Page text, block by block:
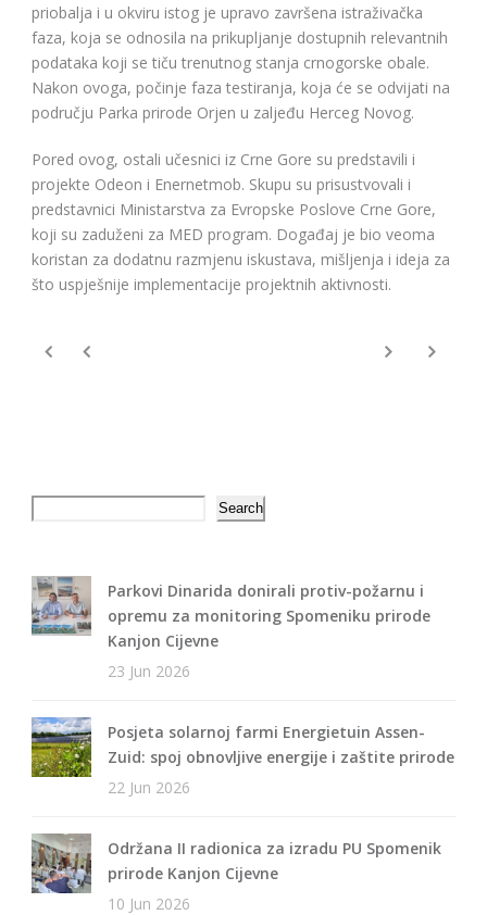
priobalja i u okviru istog je upravo završena istraživačka
faza, koja se odnosila na prikupljanje dostupnih relevantnih
podataka koji se tiču trenutnog stanja crnogorske obale.
Nakon ovoga, počinje faza testiranja, koja će se odvijati na
području Parka prirode Orjen u zaljeđu Herceg Novog.
Pored ovog, ostali učesnici iz Crne Gore su predstavili i
projekte Odeon i Enernetmob. Skupu su prisustvovali i
predstavnici Ministarstva za Evropske Poslove Crne Gore,
koji su zaduženi za MED program. Događaj je bio veoma
koristan za dodatnu razmjenu iskustava, mišljenja i ideja za
što uspješnije implementacije projektnih aktivnosti.
Search
Parkovi Dinarida donirali protiv-požarnu i
opremu za monitoring Spomeniku prirode
Kanjon Cijevne
23 Jun 2026
Posjeta solarnoj farmi Energietuin Assen-
Zuid: spoj obnovljive energije i zaštite prirode
22 Jun 2026
Održana II radionica za izradu PU Spomenik
prirode Kanjon Cijevne
10 Jun 2026